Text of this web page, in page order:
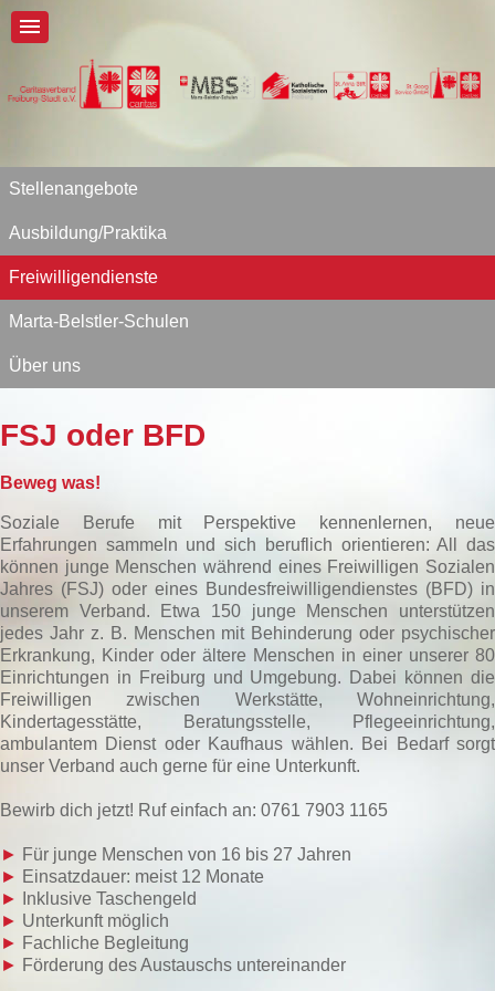
Stellenangebote
Ausbildung/Praktika
Freiwilligendienste
Marta-Belstler-Schulen
Über uns
FSJ oder BFD
Beweg was!
Soziale Berufe mit Perspektive kennenlernen, neue
Erfahrungen sammeln und sich beruflich orientieren: All das
können junge Menschen während eines Freiwilligen Sozialen
Jahres (FSJ) oder eines Bundesfreiwilligendienstes (BFD) in
unserem Verband. Etwa 150 junge Menschen unterstützen
jedes Jahr z. B. Menschen mit Behinderung oder psychischer
Erkrankung, Kinder oder ältere Menschen in einer unserer 80
Einrichtungen in Freiburg und Umgebung. Dabei können die
Freiwilligen zwischen Werkstätte, Wohneinrichtung,
Kindertagesstätte, Beratungsstelle, Pflegeeinrichtung,
ambulantem Dienst oder Kaufhaus wählen. Bei Bedarf sorgt
unser Verband auch gerne für eine Unterkunft.
Bewirb dich jetzt! Ruf einfach an: 0761 7903 1165
► Für junge Menschen von 16 bis 27 Jahren
► Einsatzdauer: meist 12 Monate
►
Inklusive Taschengeld
► Unterkunft möglich
► Fachliche Begleitung
► Förderung des Austauschs untereinander